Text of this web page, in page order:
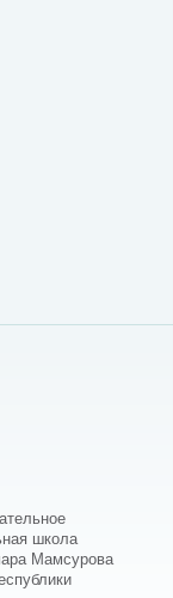
школа
Мамсурова